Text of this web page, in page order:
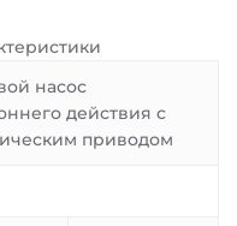
насос
действия с
приводом